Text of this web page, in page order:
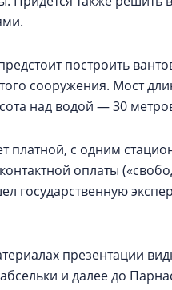
построить
сооружения. Мост
над водой — 30
платной, с одним
оплаты
государственную
презентации
и далее до